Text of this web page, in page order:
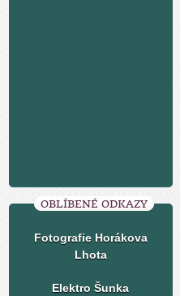
OBLÍBENÉ ODKAZY
Fotografie Horákova
Lhota
Elektro Šunka